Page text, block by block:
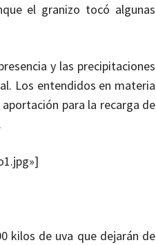
el granizo tocó algunas
y las precipitaciones
Los entendidos en materia
para la recarga de
kilos de uva que dejarán de